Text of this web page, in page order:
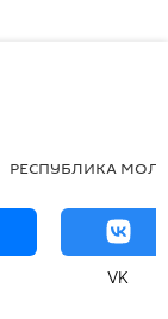
РЕСПУБЛИКА
VK